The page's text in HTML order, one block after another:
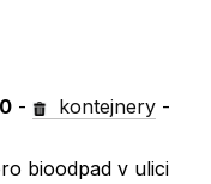
- kontejnery -
bioodpad v ulici